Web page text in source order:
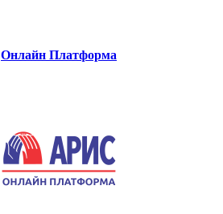
Онлайн Платформа